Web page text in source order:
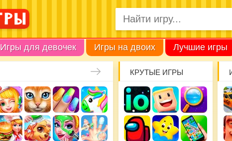
Игры для девочек Игры на двоих Лучшие игры
КРУТЫЕ ИГРЫ